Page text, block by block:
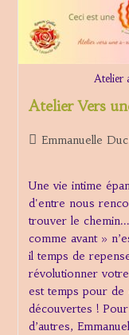
Atelier
Atelier Vers
Auteur/autrice
publication :
Emmanuelle
Une vie intime
d'entre nous
trouver le
comme avant »
il temps de
révolutionner
est temps pour de
découvertes !
d’autres,